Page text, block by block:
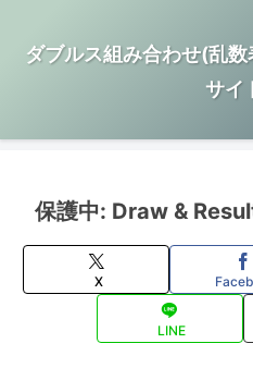
ダブルス組み合わせ(乱
サイ
保護中: Draw &
X
LINE